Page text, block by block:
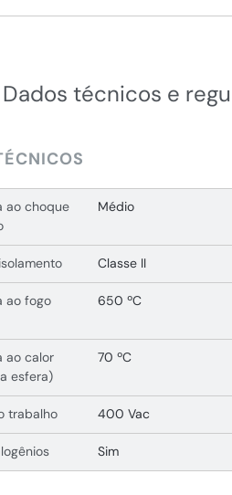
Dados técnicos e
ao choque
Médio
Classe II
ao fogo
650 ºC
ao calor
esfera)
70 ºC
trabalho 400 Vac
Sim